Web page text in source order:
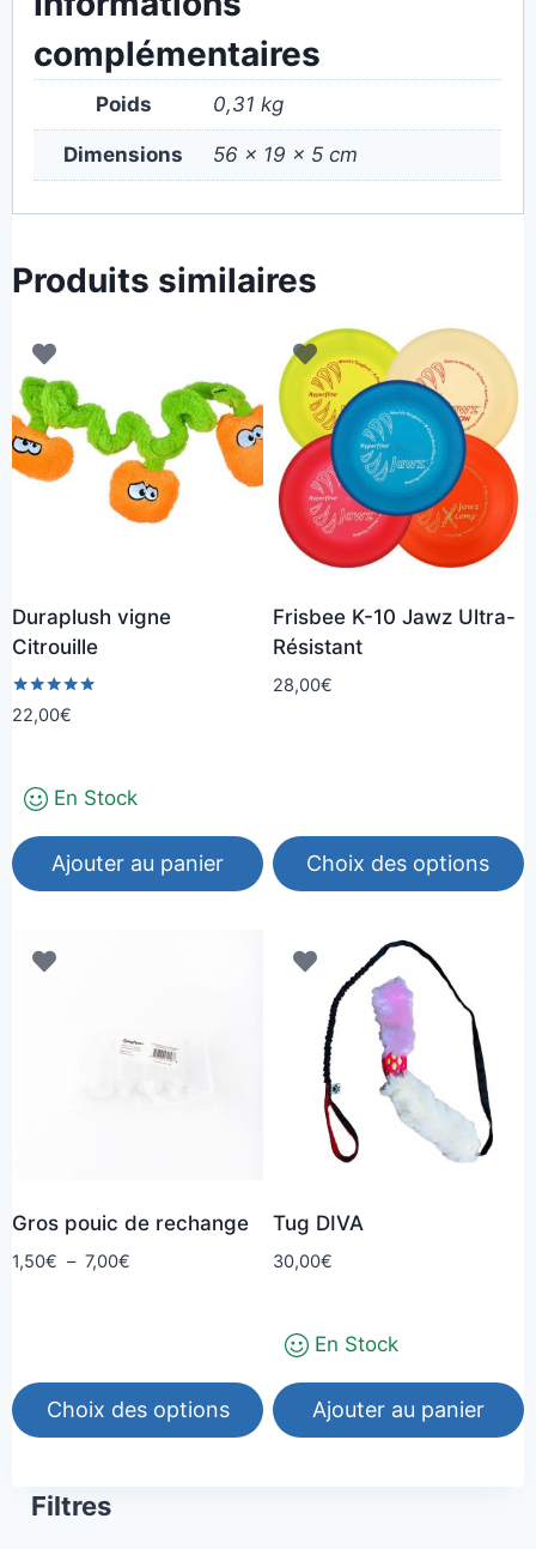
complémentaires
Poids 0,31 kg
Dimensions 56 × 19 × 5 cm
Produits similaires
Duraplush vigne
Citrouille
Note
5.00
22,00€
En Stock
Ajouter au panier
Frisbee K-10 Jawz Ultra-
Résistant
28,00€
Choix des options
plusieurs
variations.
options
peuvent
sur
la
produit
Gros pouic de rechange
1,50€ – 7,00€
Choix des options
Tug DIVA
30,00€
En Stock
Ajouter au panier
Filtres